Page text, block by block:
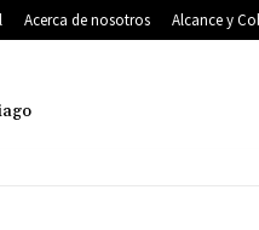
Acerca de nosotros Alcance y